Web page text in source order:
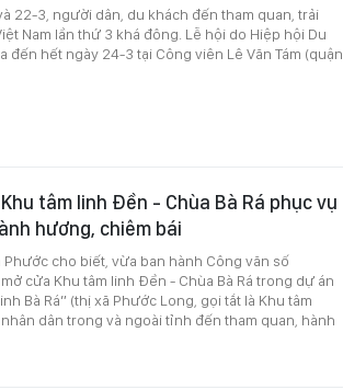
22-3, người dân, du khách đến tham quan, trải
Nam lần thứ 3 khá đông. Lễ hội do Hiệp hội Du
đến hết ngày 24-3 tại Công viên Lê Văn Tám (quận
tâm linh Đền - Chùa Bà Rá phục vụ
hương, chiêm bái
Phước cho biết, vừa ban hành Công văn số
cửa Khu tâm linh Đền - Chùa Bà Rá trong dự án
Bà Rá” (thị xã Phước Long, gọi tắt là Khu tâm
dân trong và ngoài tỉnh đến tham quan, hành